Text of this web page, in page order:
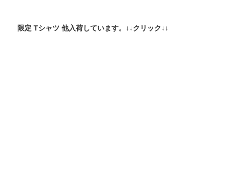
限定 Tシャツ 他入荷しています。↓↓クリック↓↓